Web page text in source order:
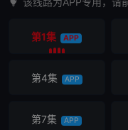
第1集 APP
第4集 APP
第7集 APP